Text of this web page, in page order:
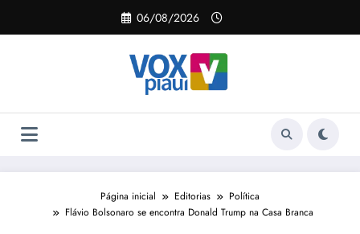
o
06/08/2026
Página inicial Editorias
Política
Flávio Bolsonaro se encontra Donald Trump na Casa Branca